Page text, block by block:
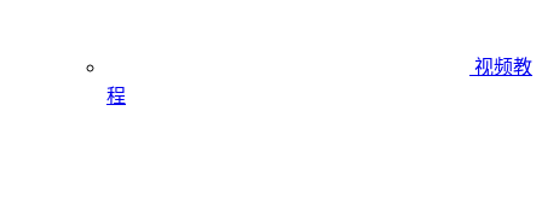
视频教
程